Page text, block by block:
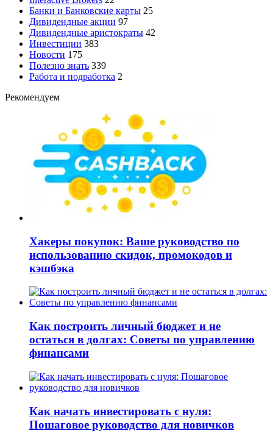
Банки и Банковские карты 25
Дивидендные акции 97
Дивидендные аристократы 42
Инвестиции 383
Новости 175
Полезно знать 339
Работа и подработка 2
Рекомендуем
Хакеры покупок: Ваше руководство по
использованию скидок, промокодов и
кэшбэка
Как построить личный бюджет и не
остаться в долгах: Советы по управлению
финансами
Как начать инвестировать с нуля:
Пошаговое руководство для новичков